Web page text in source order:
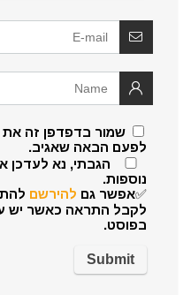
שמור בדפדפן זה את
לפעם הבאה שאגיב.
הגבתי, נא לעדכן
נוספות.
✅אפשר גם להירשם
לקבל התראה כאשר יש
בפוסט.